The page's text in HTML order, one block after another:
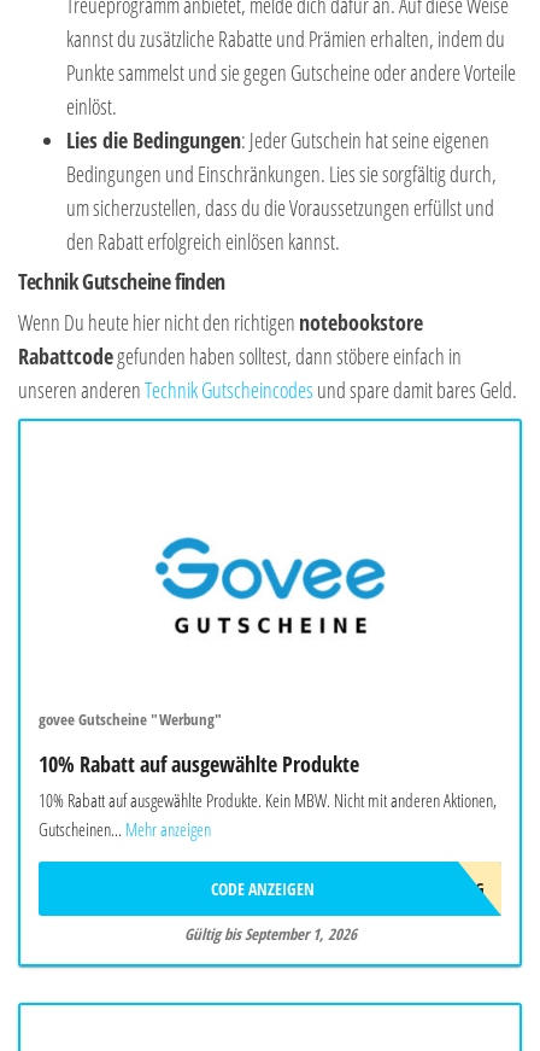
kannst du zusätzliche Rabatte und Prämien erhalten, indem du
Punkte sammelst und sie gegen Gutscheine oder andere Vorteile
einlöst.
Lies die Bedingungen: Jeder Gutschein hat seine eigenen
Bedingungen und Einschränkungen. Lies sie sorgfältig durch,
um sicherzustellen, dass du die Voraussetzungen erfüllst und
den Rabatt erfolgreich einlösen kannst.
Technik Gutscheine finden
Wenn Du heute hier nicht den richtigen notebookstore
Rabattcodegefunden haben solltest, dann stöbere einfach in
unseren anderenTechnik Gutscheincodes und spare damit bares Geld.
govee Gutscheine "Werbung"
10% Rabatt auf ausgewählte Produkte
10% Rabatt auf ausgewählte Produkte. Kein MBW. Nicht mit anderen Aktionen,
Gutscheinen... Mehr anzeigen
AFF10AUG
CODE ANZEIGEN
Gültig bis September 1, 2026